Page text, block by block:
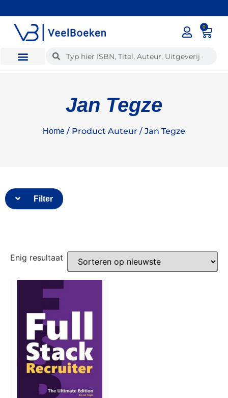
Voor 12:00 besteld, dezelfde dag verzonden 0
Jan Tegze
Home / Product Auteur / Jan Tegze
Filter
Enig resultaat